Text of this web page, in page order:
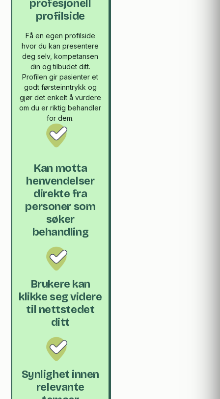
profesjonell
profilside
Få en egen profilside
hvor du kan presentere
deg selv, kompetansen
din og tilbudet ditt.
Profilen gir pasienter et
godt førsteinntrykk og
gjør det enkelt å vurdere
om du er riktig behandler
for dem.
Kan motta
henvendelser
direkte fra
personer som
søker
behandling
Brukere kan
klikke seg videre
til nettstedet
ditt
Synlighet innen
relevante